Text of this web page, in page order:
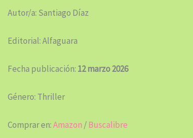
Autor/a: Santiago Díaz
Editorial: Alfaguara
Fecha publicación: 12 marzo 2026
Género: Thriller
Comprar en:Amazon /Buscalibre